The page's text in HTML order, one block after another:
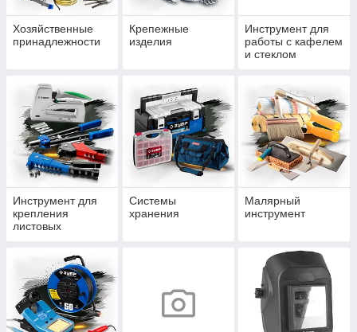
Хозяйственные
принадлежности
Крепежные
изделия
Инструмент для
работы с кафелем
и стеклом
Инструмент для
крепления
листовых
Системы
хранения
Малярный
инструмент